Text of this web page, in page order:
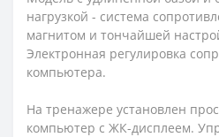
нагрузкой - система
магнитом и тончайшей
Электронная регулировка
компьютера.
На тренажере установлен
компьютер с ЖК-дисплеем.